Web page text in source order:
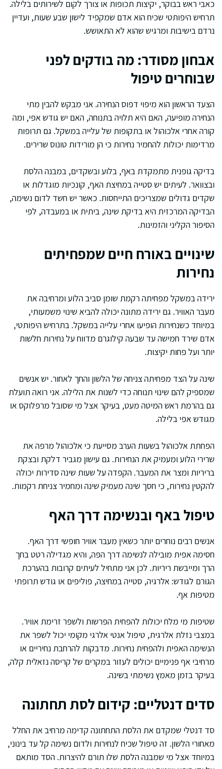
כאבי ראש בבוקר, יקיצות תכופות או צורך לקום לשירותים בלילה.
תרחיש היפותטי שכיח הוא אדם שמקפיד לישון שבע שעות, ועדיין
נרדם בישיבות ומרגיש שהוא לא התאושש.
אבחון מסודר: מה בודקים לפני
שבוחרים טיפול
הצעד הראשון הוא מיפוי דפוס הנחירה. אני מבקש להבין מתי
הנחירה מופיעה, האם היא תלויה בתנוחה, האם יש גודש אפי, ומה
קורה אחרי אלכוהול או בתקופות של עלייה במשקל. גם תרופות
מרדימות יכולות להחמיר נחירות כי הן מורידות טונוס שרירים.
בדיקה גופנית מתמקדת באף, בלוע ובשקדים, במבנה הלסת
ובצוואר. לעיתים יש סטייה במחיצת האף, קונכיות מוגדלות או
שקדים גדולים שמצריכים התייחסות. כאשר יש חשד לדום נשימה,
הבדיקה המרכזית היא בדיקת שינה, ביתית או במעבדה, לפי
הסיפור הקליני והזמינות.
שינויים באורח חיים שמפחיתים
נחירות
ירידה במשקל מפחיתה רקמת שומן סביב הלוע ומרחיבה את
מעבר האוויר. גם ירידה מתונה יכולה להביא שינוי משמעותי,
במיוחד כשנחירות הופיעו אחרי עלייה במשקל. בתרחיש היפותטי,
אדם שירד חמישה עד שבעה קילוגרם מדווח על נחירות חלשות
יותר ועל פחות יקיצות.
שינה על הצד מפחיתה צניחה של הלשון והחך לאחור. יש אנשים
שמספיק להם שינוי תנוחה כדי לשנות את הלילה. אני רואה תועלת
גם בהרמת ראש המיטה מעט, בעיקר אצל מי שסובל מרפלוקס או
מגודש אפי בלילה.
הפחתת אלכוהול בשעות הערב מסייעת כי אלכוהול מרפה את
שרירי הלוע ומעמיק את הנחירות. גם עישון מגביר דלקת ובצקת
בריריות ומצר את המעבר. הקפדה על שעות שינה סדירות יכולה
להקטין נחירות, כי חסך שינה מעמיק שינה ומחמיר צניחת רקמות.
טיפול באף ובנשימה דרך האף
אנשים רבים נוחרים יותר כשאין מעבר אוויר חופשי דרך האף.
חסימה אפית מובילה לנשימה דרך הפה, והיא מגדילה רטט בחך
הרך ומייבשת ריריות. לכן אני מתחיל לעיתים קרובות בהערכת
הגורם לגודש: אלרגיה, סטייה במחיצה, פוליפים או גודש תרופתי
מטיפות אף.
שטיפות מי מלח יכולות להפחית הפרשות ולשפר זרימת אוויר.
במצבי נזלת אלרגית, טיפול אנטי אלרגי מקומי יכול לשפר את
הנשימה האפית ולהפחית נחירות. מדבקות להרחבת נחיריים או
מרחיבי אף פנימיים יכולים לעזור במקרים של קריסה נזאלית קלה,
בעיקר בזמן מאמץ נשימתי בשינה.
סדים דנטליים: קידום לסת תחתונה
סד דנטלי שמקדם את הלסת התחתונה קדימה מרחיב את החלל
מאחורי הלשון. זה טיפול שכיח לנחירות ולדום נשימה קל עד בינוני,
במיוחד אצל מי שמבנה הלסת שלו תורם להיצרות. הסד מותאם